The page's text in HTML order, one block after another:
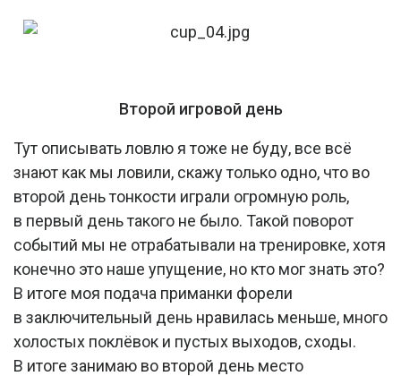
Второй игровой день
Тут описывать ловлю я тоже не буду, все всё
знают как мы ловили, скажу только одно, что во
второй день тонкости играли огромную роль,
в первый день такого не было. Такой поворот
событий мы не отрабатывали на тренировке, хотя
конечно это наше упущение, но кто мог знать это?
В итоге моя подача приманки форели
в заключительный день нравилась меньше, много
холостых поклёвок и пустых выходов, сходы.
В итоге занимаю во второй день место